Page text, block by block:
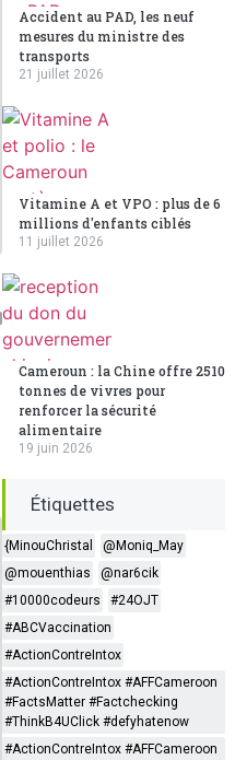
Accident au PAD, les neuf
mesures du ministre des
transports
21 juillet 2026
Vitamine A et VPO : plus de 6
millions d'enfants ciblés
11 juillet 2026
Cameroun : la Chine offre 2510
tonnes de vivres pour
renforcer la sécurité
alimentaire
19 juin 2026
Étiquettes
{MinouChristal
@Moniq_May
@mouenthias
@nar6cik
#10000codeurs
#24OJT
#ABCVaccination
#ActionContreIntox
#ActionContreIntox #AFFCameroon
#FactsMatter #Factchecking
#ThinkB4UClick #defyhatenow
#ActionContreIntox #AFFCameroon